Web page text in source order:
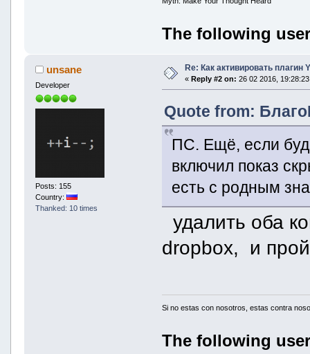
The following
unsane
Developer
Posts: 155
Country:
Thanked: 10 times
Re: Как активировать плагин
« Reply #2 on: 26 02 2016,
Quote from:
ПС. Ещё, если
включил показ
есть с родным
удалить оба
dropbox, и
Si no estas con nosotros, estas contra
The following